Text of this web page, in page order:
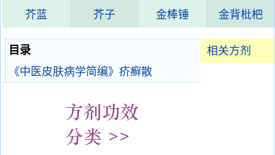
芥蓝 芥子 金棒锤 金背枇杷
相关方剂
目录
《中医皮肤病学简编》疥癣散